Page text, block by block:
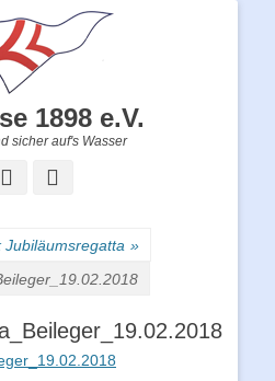
1898 e.V.
sicher auf's Wasser
Facebook
Jubiläumsregatta »